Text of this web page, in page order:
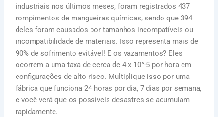
industriais nos últimos meses, foram registrados 437
rompimentos de mangueiras químicas, sendo que 394
deles foram causados por tamanhos incompatíveis ou
incompatibilidade de materiais. Isso representa mais de
90% de sofrimento evitável! E os vazamentos? Eles
ocorrem a uma taxa de cerca de 4 x 10^-5 por hora em
configurações de alto risco. Multiplique isso por uma
fábrica que funciona 24 horas por dia, 7 dias por semana,
e você verá que os possíveis desastres se acumulam
rapidamente.